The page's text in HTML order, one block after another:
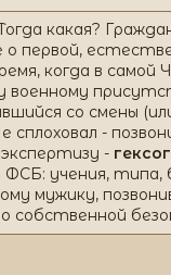
какая?
о первой,
когда в
военному
со смены
-
-
учения, типа,
мужику,
собственной